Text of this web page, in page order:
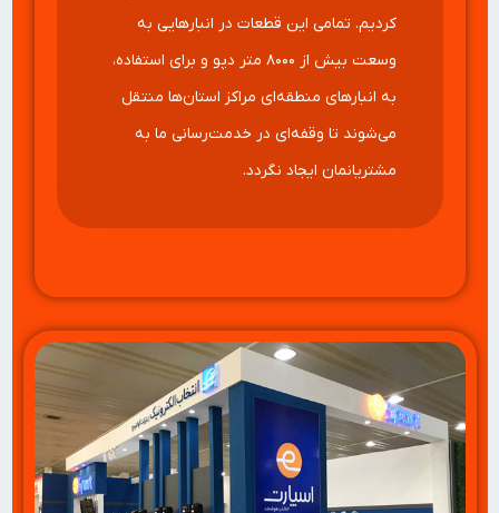
کردیم. تمامی این قطعات در انبارهایی به
وسعت بیش از ۸۰۰۰ متر دپو و برای استفاده،
به انبارهای منطقه‌ای مراکز استان‌ها منتقل
می‌شوند تا وقفه‌ای در خدمت‌رسانی ما به
مشتریانمان ایجاد نگردد.